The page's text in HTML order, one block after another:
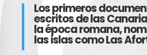
Los primeros
escritos de las
la época romana,
las islas como Las